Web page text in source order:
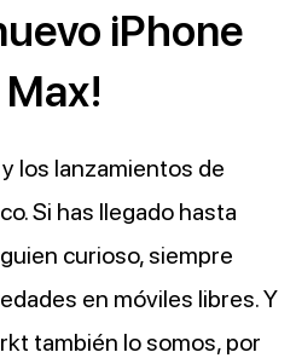
iPhone
los lanzamientos de
Si has llegado hasta
curioso, siempre
en móviles libres. Y
también lo somos, por